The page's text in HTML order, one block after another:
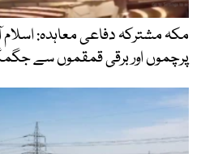
مکہ مشترکہ دفاعی معاہدہ:
پرچموں اور برقی قمقموں سے